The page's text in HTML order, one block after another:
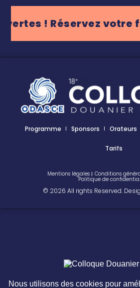
! Réservez votre
Programme Sponsors Orateurs
Tarifs
© 2026 All rights Reserved.
Mentions légales Conditions
Politique de